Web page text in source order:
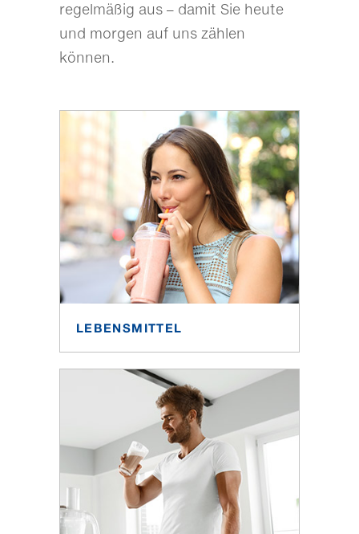
regelmäßig aus – damit Sie heute
und morgen auf uns zählen
können.
LEBENSMITTEL